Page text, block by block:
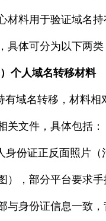
材料用于验证域名
具体可分为以下两类
）个人域名转移材料
有域名转移，材料相
关文件，具体包括：
身份证正反面照片（
），部分平台要求手
与身份证信息一致，